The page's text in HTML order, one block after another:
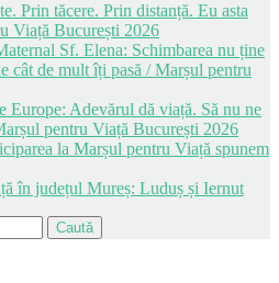
Prin tăcere. Prin distanță. Eu asta
Viață București 2026
Sf. Elena: Schimbarea nu ține
cât de mult îți pasă / Marșul pentru
Europe: Adevărul dă viață. Să nu ne
pentru Viață București 2026
la Marșul pentru Viață spunem
în județul Mureș: Luduș și Iernut
Caută